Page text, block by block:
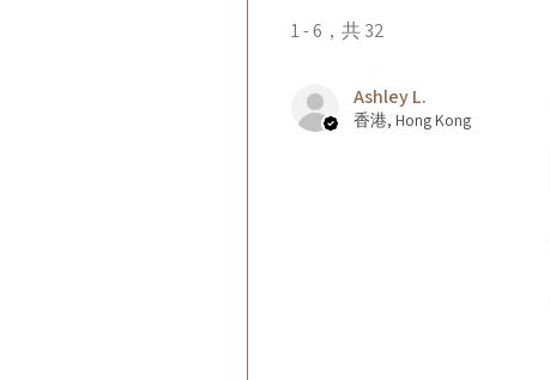
1 - 6，共 32
Ashley L.
香港, Hong Kong